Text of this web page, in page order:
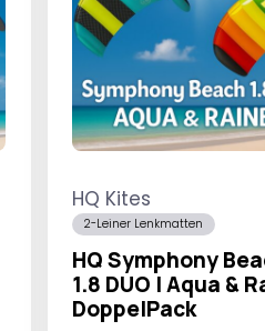
HQ Kites
2-Leiner Lenkmatten
HQ Symphony
1.8 DUO | Aqua &
DoppelPack